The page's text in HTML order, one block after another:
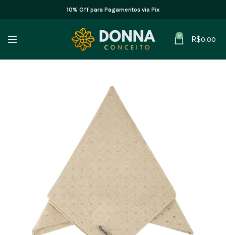
10% Off para Pagamentos via Pix
0 R$0,00